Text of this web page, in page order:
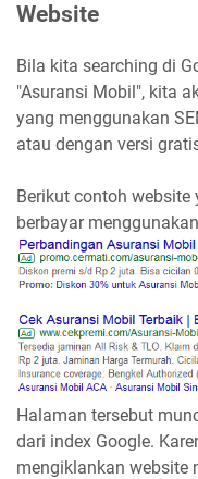
Website
Bila kita searching di
"Asuransi Mobil", kita
yang menggunakan
atau dengan versi
Berikut contoh website
berbayar
Halaman tersebut
dari index Google.
mengiklankan website